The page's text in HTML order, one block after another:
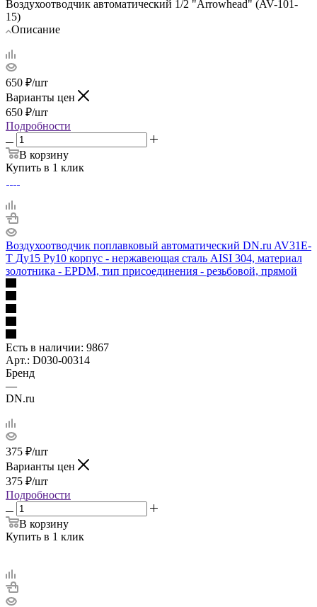
Воздухоотводчик автоматический 1/2 "Arrowhead" (AV-101-
15)
Описание
650 ₽/шт
Варианты цен
650 ₽/шт
Подробности
В корзину
Купить в 1 клик
Воздухоотводчик поплавковый автоматический DN.ru AV31E-
T Ду15 Ру10 корпус - нержавеющая сталь AISI 304, материал
золотника - EPDM, тип присоединения - резьбовой, прямой
Есть в наличии: 9867
Арт.: D030-00314
Бренд
—
DN.ru
375 ₽/шт
Варианты цен
375 ₽/шт
Подробности
В корзину
Купить в 1 клик